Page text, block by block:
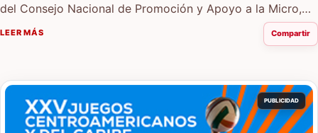
del Consejo Nacional de Promoción y Apoyo a la Micro,
Mediana y Pequeña Empresa (Promipyme), Porfirio…
LEER MÁS Compartir